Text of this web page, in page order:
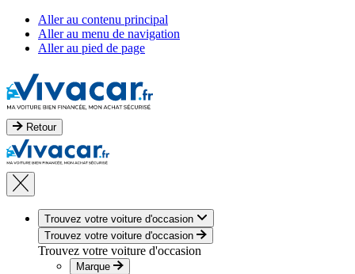
Aller au contenu principal
Aller au menu de navigation
Aller au pied de page
Retour
Trouvez votre voiture d'occasion
Trouvez votre voiture d'occasion
Trouvez votre voiture d'occasion
Marque